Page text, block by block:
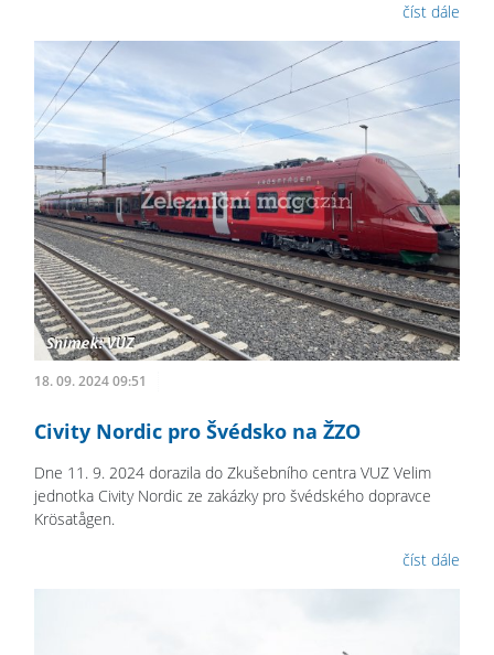
číst dále
18. 09. 2024 09:51
Civity Nordic pro Švédsko na ŽZO
Dne 11. 9. 2024 dorazila do Zkušebního centra VUZ Velim
jednotka Civity Nordic ze zakázky pro švédského dopravce
Krösatågen.
číst dále